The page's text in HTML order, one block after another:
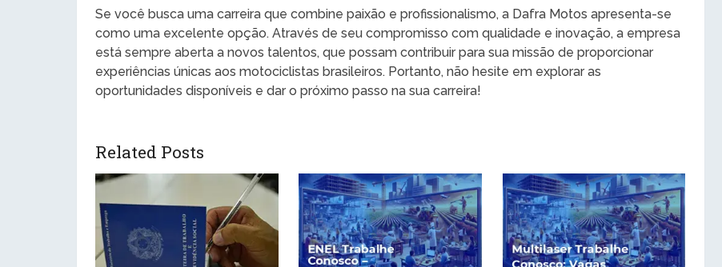
Se você busca uma carreira que combine paixão e profissionalismo, a Dafra Motos apresenta-se
como uma excelente opção. Através de seu compromisso com qualidade e inovação, a empresa
está sempre aberta a novos talentos, que possam contribuir para sua missão de proporcionar
experiências únicas aos motociclistas brasileiros. Portanto, não hesite em explorar as
oportunidades disponíveis e dar o próximo passo na sua carreira!
Related Posts